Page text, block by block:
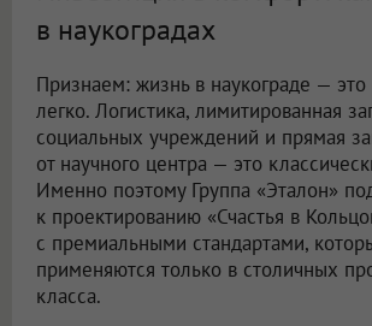
в наукоградах
Признаем: жизнь в наукограде — это
легко. Логистика, лимитированная
социальных учреждений и прямая
от научного центра — это
Именно поэтому Группа «Эталон»
к проектированию «Счастья в
с премиальными стандартами,
применяются только в столичных
класса.